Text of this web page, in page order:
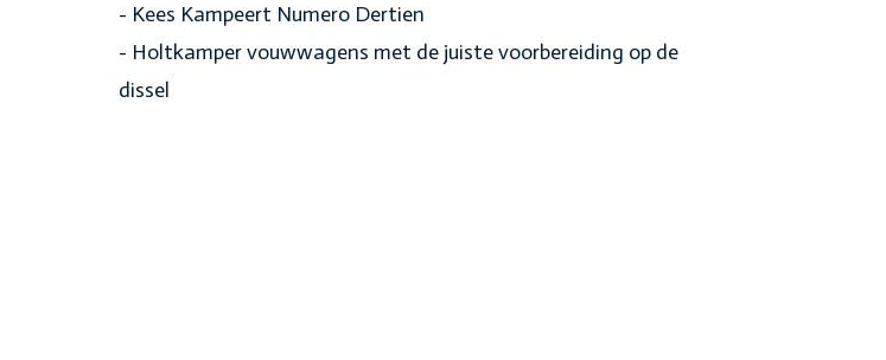
- Kees Kampeert Numero Dertien
- Holtkamper vouwwagens met de juiste voorbereiding op de
dissel